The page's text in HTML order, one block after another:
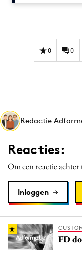
Effectiviteit
Gedragsverandering
Martech
Media
Merkstrategie
PR
Programmatic
Reputatie & crisis
0 0
Redactie
Reacties:
Om een reactie achter
Inloggen
FD